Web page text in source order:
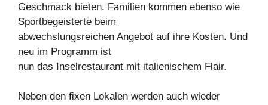
Geschmack bieten. Familien kommen ebenso wie
Sportbegeisterte beim
abwechslungsreichen Angebot auf ihre Kosten. Und
neu im Programm ist
nun das Inselrestaurant mit italienischem Flair.
Neben den fixen Lokalen werden auch wieder